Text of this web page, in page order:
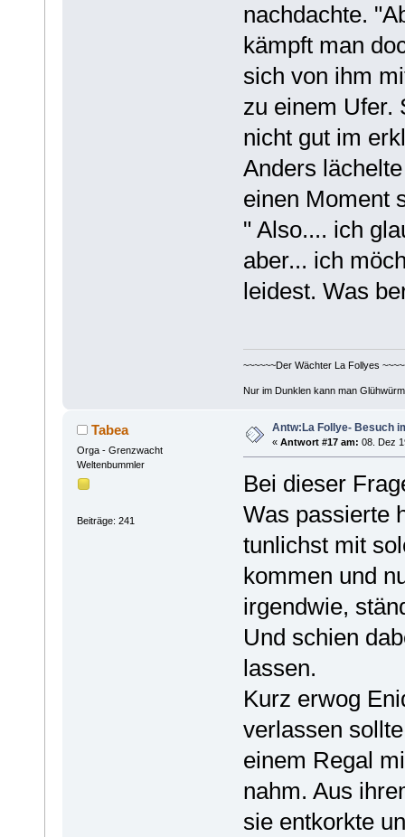
nachdachte.
kämpft man
sich von ihm
zu einem Ufer.
nicht gut im
Anders
einen Moment
" Also.... ich
aber... ich
leidest. Was
~~~~~~Der Wächter La Follyes
Nur im Dunklen kann man
Tabea
Orga - Grenzwacht
Weltenbummler
Beiträge: 241
Antw:La Follye- Besuch
« Antwort #17 am: 08. Dez
Bei dieser
Was passierte
tunlichst mit
kommen und
irgendwie,
Und schien
lassen.
Kurz erwog
verlassen
einem Regal
nahm. Aus
sie entkorkte